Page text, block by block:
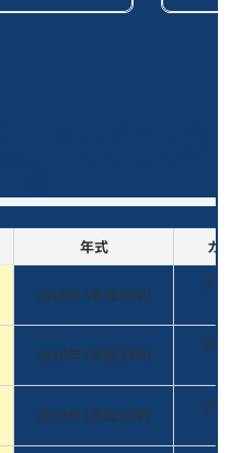
年式 カラ
2018年 (平成30年)
ブラ
2018年 (平成30年)
ホワ
2018年 (平成30年)
ブラ